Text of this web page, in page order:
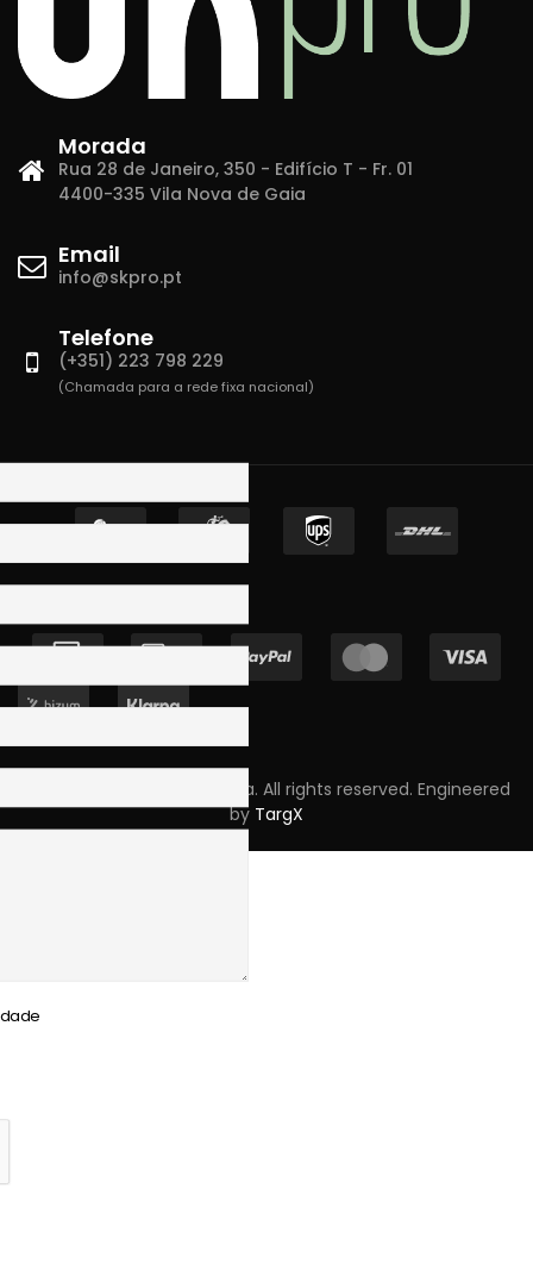
Morada
Rua 28 de Janeiro, 350 - Edifício T - Fr. 01
4400-335 Vila Nova de Gaia
Email
info@skpro.pt
Telefone
(+351) 223 798 229
(Chamada para a rede fixa nacional)
Copyright © 2023 Skpro, Lda. All rights reserved. Engineered
by TargX